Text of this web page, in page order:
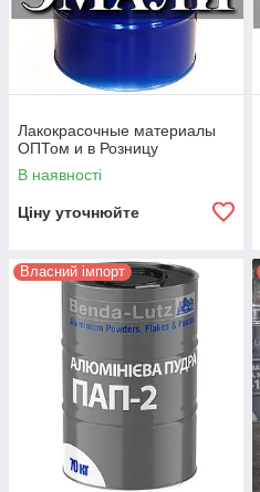
Лакокрасочные материалы
ОПТом и в Розницу
В наявності
Ціну уточнюйте
Власний імпорт